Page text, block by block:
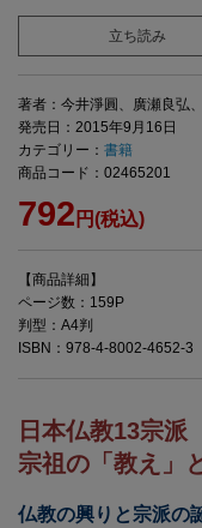
立ち読み
著者：今井淨圓、廣瀬良弘
発売日：2015年9月16日
カテゴリー： 書籍
商品コード：02465201
792 円(税込)
【商品詳細】
ページ数：159P
判型：A4判
ISBN：978-4-8002-4652-3
日本仏教13宗派
宗祖の「教え」
仏教の興りと宗派の